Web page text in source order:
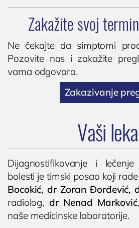
Zakažite svoj
Ne čekajte da simptomi
Pozovite nas i zakažite
vama odgovara.
Zakazivanje
Vaši
Dijagnostifikovanje i
bolesti je timski posao koji
Bocokić, dr Zoran Đorđević,
radiolog, dr Nenad Marković
naše medicinske laboratorije.